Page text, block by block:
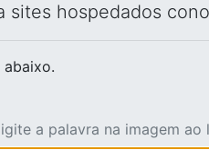
sites hospedados
a palavra na imagem